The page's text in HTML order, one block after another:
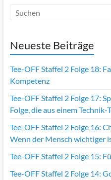
Neueste Beiträge
Tee-OFF Staffel 2 Folge 18:
Kompetenz
Tee-OFF Staffel 2 Folge 17:
Folge, die aus einem Technik-
Tee-OFF Staffel 2 Folge 16:
Wenn der Mensch wichtiger
Tee-OFF Staffel 2 Folge 15:
Tee-OFF Staffel 2 Folge 14: